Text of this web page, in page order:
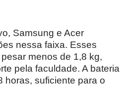
Samsung e Acer
nessa faixa. Esses
menos de 1,8 kg,
pela faculdade. A bateria
horas, suficiente para o